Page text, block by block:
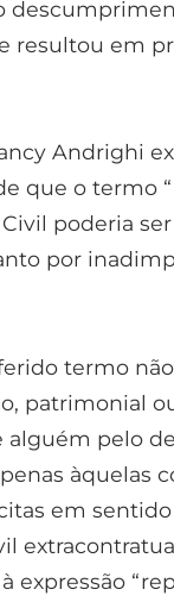
resultou em
Andrighi
que o termo
poderia
por
termo
patrimonial
alguém pelo
àquelas
em
expressão